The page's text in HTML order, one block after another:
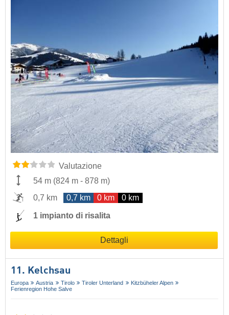
Valutazione
54 m (824 m - 878 m)
0,7 km
0,7 km 0 km 0 km
1 impianto di risalita
Dettagli
11. Kelchsau
Europa Austria Tirolo Tiroler Unterland
Kitzbüheler Alpen
Ferienregion Hohe Salve